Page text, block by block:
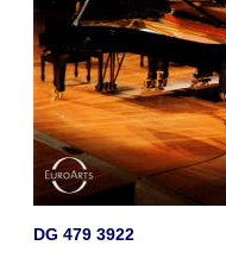
DG 479 3922